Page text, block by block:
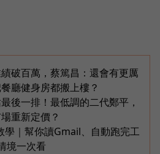
破百萬，蔡篤昌：還會有更厲
廳健身房都搬上樓？
後一排！最低調的二代鄭平，
重新定價？
｜幫你讀Gmail、自動跑完工
境一次看